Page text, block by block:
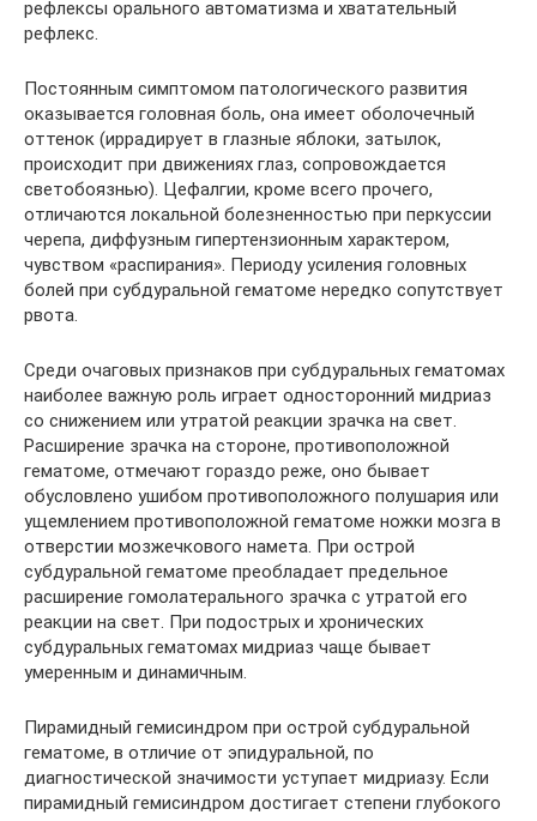
рефлексы орального автоматизма и хватательный
рефлекс.
Постоянным симптомом патологического развития
оказывается головная боль, она имеет оболочечный
оттенок (иррадирует в глазные яблоки, затылок,
происходит при движениях глаз, сопровождается
светобоязнью). Цефалгии, кроме всего прочего,
отличаются локальной болезненностью при перкуссии
черепа, диффузным гипертензионным характером,
чувством «распирания». Периоду усиления головных
болей при субдуральной гематоме нередко сопутствует
рвота.
Среди очаговых признаков при субдуральных гематомах
наиболее важную роль играет односторонний мидриаз
со снижением или утратой реакции зрачка на свет.
Расширение зрачка на стороне, противоположной
гематоме, отмечают гораздо реже, оно бывает
обусловлено ушибом противоположного полушария или
ущемлением противоположной гематоме ножки мозга в
отверстии мозжечкового намета. При острой
субдуральной гематоме преобладает предельное
расширение гомолатерального зрачка с утратой его
реакции на свет. При подострых и хронических
субдуральных гематомах мидриаз чаще бывает
умеренным и динамичным.
Пирамидный гемисиндром при острой субдуральной
гематоме, в отличие от эпидуральной, по
диагностической значимости уступает мидриазу. Если
пирамидный гемисиндром достигает степени глубокого